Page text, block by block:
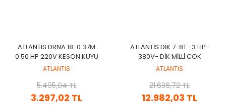
ATLANTİS DRNA 18-0.37M
0.50 HP 220V KESON KUYU
ÇOK AMAÇLI DRENAJ
ALÜMINYUM SARGILI
(OKYANUS SERISI)
ATLANTİS
3.297,02 TL
5.495,04 TL
ATLANTİS DİK 7-8T -3 HP-
380V- DİK MİLLİ ÇOK
KADEMELİ NORİL FANLI
ÇIKIŞ: 1¼'')
ATLANTİS
12.982,03 TL
21.636,72 TL